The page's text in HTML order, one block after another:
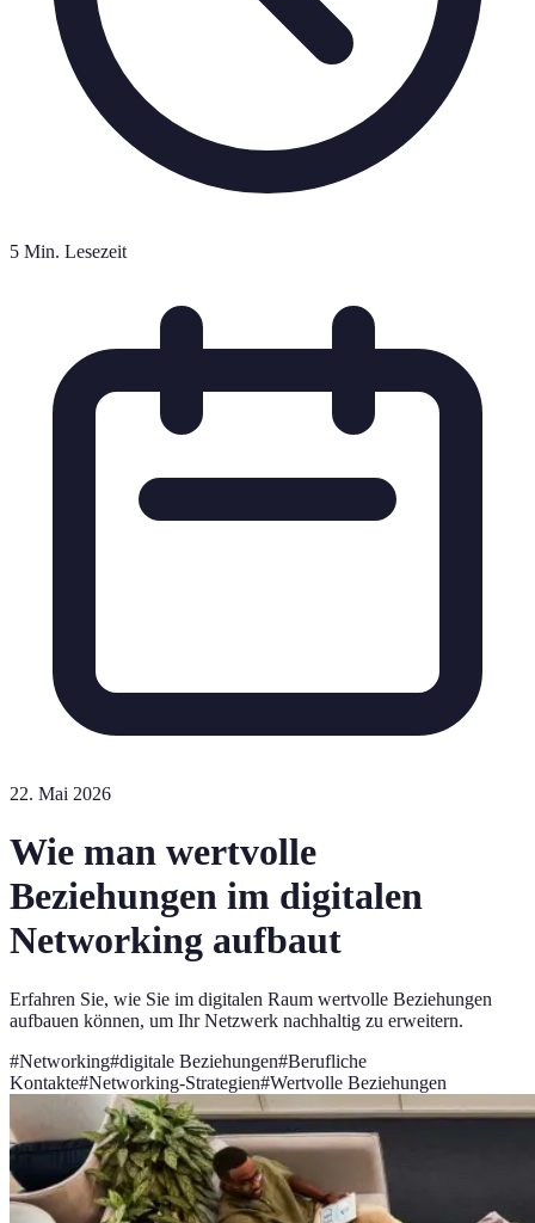
5 Min. Lesezeit
22. Mai 2026
Wie man wertvolle
Beziehungen im digitalen
Networking aufbaut
Erfahren Sie, wie Sie im digitalen Raum wertvolle Beziehungen
aufbauen können, um Ihr Netzwerk nachhaltig zu erweitern.
#Networking#digitale Beziehungen#Berufliche
Kontakte#Networking-Strategien#Wertvolle Beziehungen